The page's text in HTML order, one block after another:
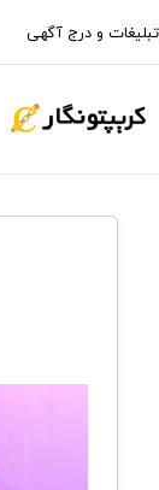
تبلیغات و درج آگهی